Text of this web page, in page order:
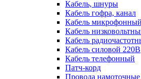
Кабель, шнуры
Кабель гофра, канал
Кабель микрофонный
Кабель
Кабель
Кабель силовой 220В
Кабель телефонный
Патч-корд
Провода намоточные